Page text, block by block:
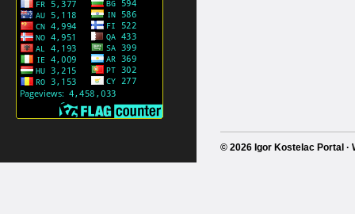
© 2026 Igor Kostelac Portal